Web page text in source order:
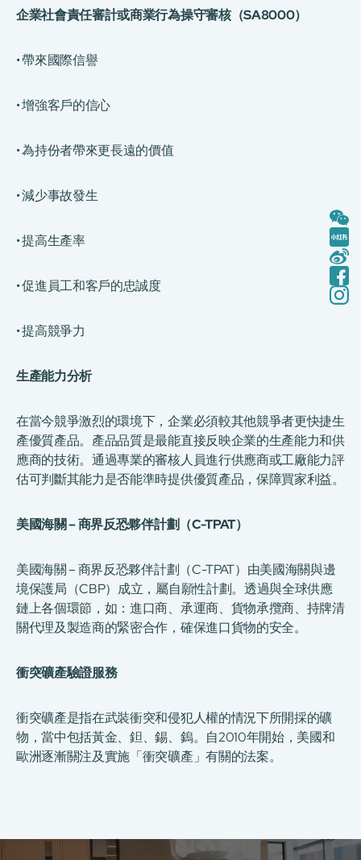
企業社會責任審計或商業行為操守審核（SA8000）
• 帶來國際信譽
• 增強客戶的信心
• 為持份者帶來更長遠的價值
• 減少事故發生
• 提高生產率
• 促進員工和客戶的忠誠度
• 提高競爭力
生產能力分析
在當今競爭激烈的環境下，企業必須較其他競爭者更快捷生
產優質產品。產品品質是最能直接反映企業的生產能力和供
應商的技術。通過專業的審核人員進行供應商或工廠能力評
估可判斷其能力是否能準時提供優質產品，保障買家利益。
美國海關 – 商界反恐夥伴計劃（C-TPAT）
美國海關 – 商界反恐夥伴計劃（C-TPAT）由美國海關與邊
境保護局（CBP）成立，屬自願性計劃。透過與全球供應
鏈上各個環節，如：進口商、承運商、貨物承攬商、持牌清
關代理及製造商的緊密合作，確保進口貨物的安全。
衝突礦產驗證服務
衝突礦產是指在武裝衝突和侵犯人權的情況下所開採的礦
物，當中包括黃金、鉭、錫、鎢。自2010年開始，美國和
歐洲逐漸關注及實施「衝突礦產」有關的法案。